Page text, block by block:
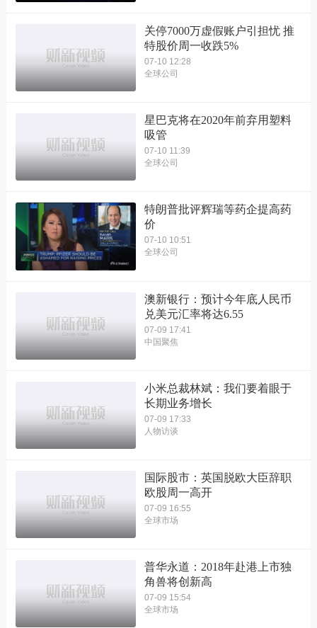
关停7000万虚假账户引担忧 推
特股价周一收跌5%
07-10 12:28
全球公司
星巴克将在2020年前弃用塑料
吸管
07-10 11:39
全球公司
特朗普批评辉瑞等药企提高药
价
07-10 10:51
全球公司
澳新银行：预计今年底人民币
兑美元汇率将达6.55
07-09 17:41
中国聚焦
小米总裁林斌：我们要着眼于
长期业务增长
07-09 17:33
人物访谈
国际股市：英国脱欧大臣辞职
欧股周一高开
07-09 16:55
全球市场
普华永道：2018年赴港上市独
角兽将创新高
07-09 15:54
全球市场